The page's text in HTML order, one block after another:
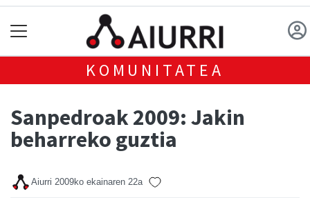
KOMUNITATEA
Sanpedroak 2009: Jakin
beharreko guztia
Aiurri 2009ko ekainaren 22a